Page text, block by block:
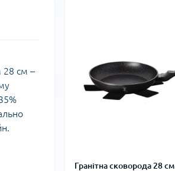
Гранітна сковорода 28 см
28 см –